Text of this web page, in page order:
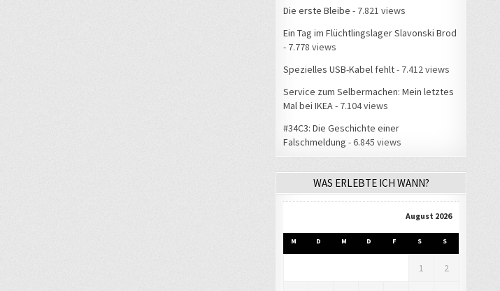
Die erste Bleibe - 7.821 views
Ein Tag im Flüchtlingslager Slavonski Brod
- 7.778 views
Spezielles USB-Kabel fehlt- 7.412 views
Service zum Selbermachen: Mein letztes
Mal bei IKEA - 7.104 views
#34C3: Die Geschichte einer
Falschmeldung - 6.845 views
WAS ERLEBTE ICH WANN?
August 2026
M D M D F S S
1 2